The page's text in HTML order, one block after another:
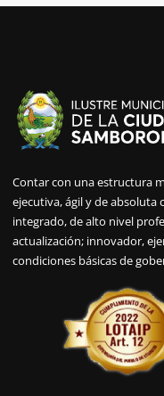
Contar con una estructura
ejecutiva, ágil y de
integrado, de alto nivel
actualización; innovador,
condiciones básicas de